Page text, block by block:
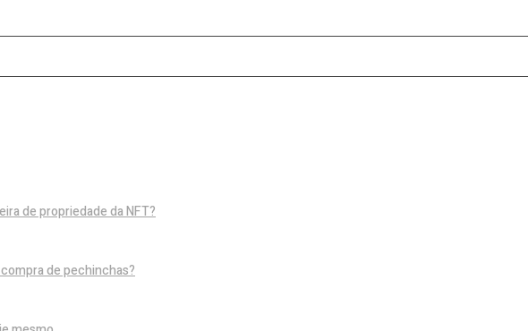
de propriedade da NFT?
de pechinchas?